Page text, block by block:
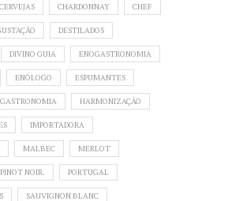
CERVEJAS CHARDONNAY CHEF
DESTILADOS
DIVINO GUIA ENOGASTRONOMIA
ENÓLOGO ESPUMANTES
GASTRONOMIA HARMONIZAÇÃO
IMPORTADORA
MALBEC MERLOT
PINOT NOIR. PORTUGAL
SAUVIGNON BLANC